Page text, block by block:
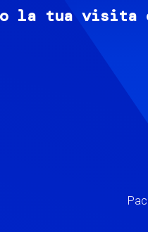
la tua visita